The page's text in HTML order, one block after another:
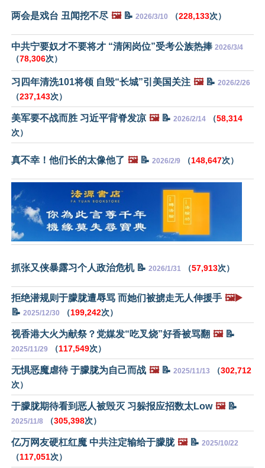
两会是戏台 丑闻挖不尽 🖼️📝 2026/3/10 （228,133次）
中共宁要奴才不要将才 “清闲岗位”受考公族热捧 2026/3/4
（78,306次）
习四年清洗101将领 自毁“长城”引美国关注 🖼️📝 2026/2/26
（237,143次）
美军要不战而胜 习近平背脊发凉 🖼️📝 2026/2/14 （58,314
次）
真不幸！他们长的太像他了 🖼️📝 2026/2/9 （148,647次）
抓张又侠暴露习个人政治危机 📝 2026/1/31 （57,913次）
拒绝潜规则于朦胧遭辱骂 而她们被掳走无人伸援手 🖼️▶️
📝 2025/12/30 （199,242次）
视香港大火为献祭？党媒发“吃叉烧”好香被骂翻 🖼️📝
2025/11/29 （117,549次）
无惧恶魔虐待 于朦胧为自己而战 🖼️📝 2025/11/13 （302,712
次）
于朦胧期待看到恶人被毁灭 习躲报应招数太Low 🖼️📝
2025/11/8 （305,398次）
亿万网友硬杠红魔 中共注定输给于朦胧 🖼️📝 2025/10/22
（117,051次）